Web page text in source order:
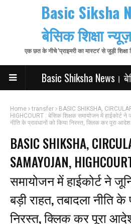
Basic Siksha
बेसिक शिक्षा
एक छत के नीचे 'प्राइमरी का मास्टर' से जुड़ी
Basic Shiksha News।
Home transfer
BASIC SHIKSHA,
HIGHCOURT : बेसिक शिक्षक समायोजन में हाईकोर्ट ने
नीति के प्रावधानों को किया निरस्त, क्लिक कर पूरा
BASIC SHIKSHA,
SAMAYOJAN,
समायोजन में हाईकोर्ट ने
बड़ी राहत, तबादला नीति के
निरस्त, क्लिक कर पूरा